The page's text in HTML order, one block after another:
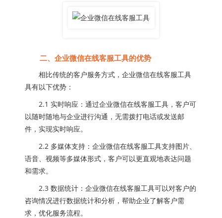
二、企业微信在线客服工具的优势
相比传统的客户服务方式，企业微信在线客服工具
具有以下优势：
2.1 实时响应：通过企业微信在线客服工具，客户可
以随时随地与企业进行沟通，无需拨打电话或发送邮
件，实现实时响应。
2.2 多媒体支持：企业微信在线客服工具支持图片、
语音、视频等多媒体形式，客户可以更直观地表达问题
和需求。
2.3 数据统计：企业微信在线客服工具可以对客户的
咨询情况进行数据统计和分析，帮助企业了解客户需
求，优化服务流程。